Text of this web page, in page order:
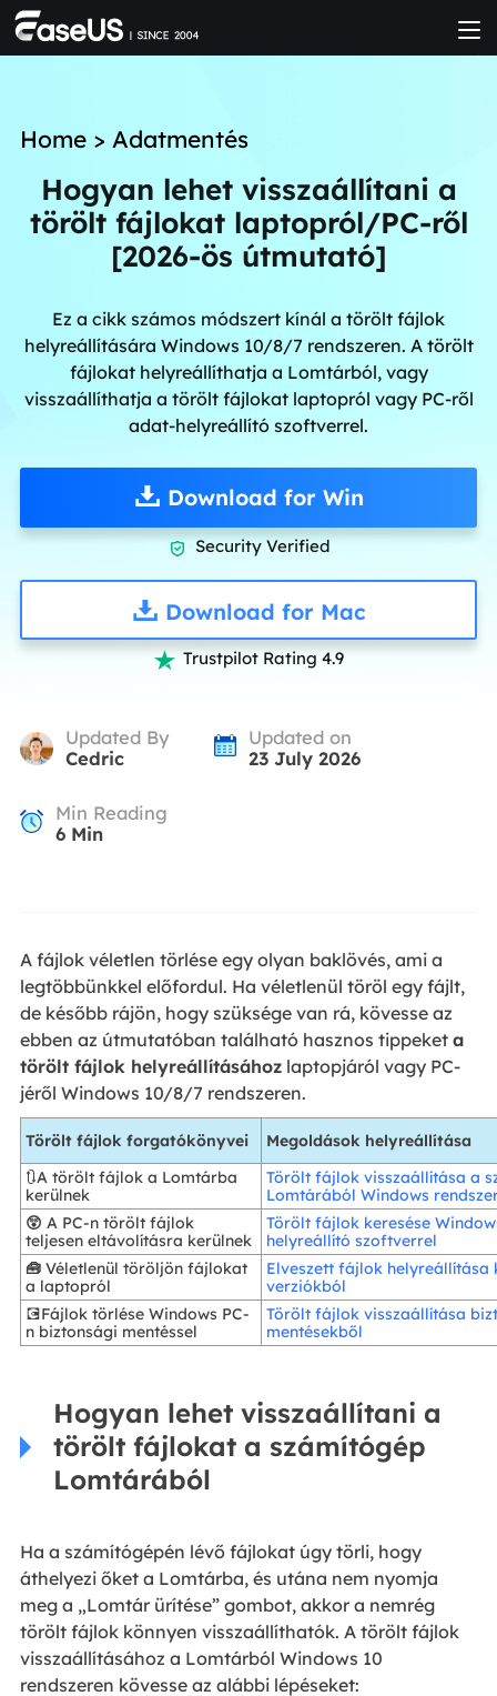
Home> Adatmentés
Hogyan lehet visszaállítani a
törölt fájlokat laptopról/PC-ről
[2026-ös útmutató]
Ez a cikk számos módszert kínál a törölt fájlok
helyreállítására Windows 10/8/7 rendszeren. A törölt
fájlokat helyreállíthatja a Lomtárból, vagy
visszaállíthatja a törölt fájlokat laptopról vagy PC-ről
adat-helyreállító szoftverrel.
Download for Win
 Security Verified
Download for Mac
 Trustpilot Rating 4.9
Updated By
Cedric
Updated on
23 July 2026
Min Reading
6Min
A fájlok véletlen törlése egy olyan baklövés, ami a
legtöbbünkkel előfordul. Ha véletlenül töröl egy fájlt,
de később rájön, hogy szüksége van rá, kövesse az
ebben az útmutatóban található hasznos tippeket a
törölt fájlok helyreállításáhozlaptopjáról vagy PC-
jéről Windows 10/8/7 rendszeren.
Törölt fájlok forgatókönyvei
Megoldások helyreállítása
🔃A törölt fájlok a Lomtárba
kerülnek
Törölt fájlok visszaállítása a
Lomtárából Windows
😲 A PC-n törölt fájlok
teljesen eltávolításra kerülnek
Törölt fájlok keresése
helyreállító szoftverrel
🧰 Véletlenül töröljön fájlokat
a laptopról
Elveszett fájlok helyreállítása
verziókból
💽Fájlok törlése Windows PC-
n biztonsági mentéssel
Törölt fájlok visszaállítása
mentésekből
Hogyan lehet visszaállítani a
törölt fájlokat a számítógép
Lomtárából
Ha a számítógépén lévő fájlokat úgy törli, hogy
áthelyezi őket a Lomtárba, és utána nem nyomja
meg a „Lomtár ürítése” gombot, akkor a nemrég
törölt fájlok könnyen visszaállíthatók. A törölt fájlok
visszaállításához a Lomtárból Windows 10
rendszeren kövesse az alábbi lépéseket: